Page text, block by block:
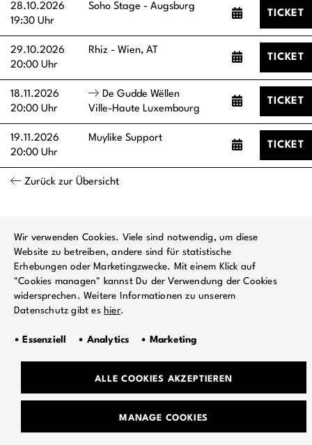
28.10.2026
19:30 Uhr
Soho Stage - Augsburg
TICKET
29.10.2026
20:00 Uhr
Rhiz - Wien, AT
TICKET
18.11.2026
20:00 Uhr
De Gudde Wëllen
Ville-Haute Luxembourg
TICKET
19.11.2026
20:00 Uhr
Muylike Support
TICKET
Zurück zur Übersicht
Wir verwenden Cookies. Viele sind notwendig, um diese
Website zu betreiben, andere sind für statistische
Erhebungen oder Marketingzwecke. Mit einem Klick auf
"Cookies managen" kannst Du der Verwendung der Cookies
widersprechen. Weitere Informationen zu unserem
Datenschutz gibt es hier.
• Essenziell • Analytics • Marketing
ALLE COOKIES AKZEPTIEREN
MANAGE COOKIES